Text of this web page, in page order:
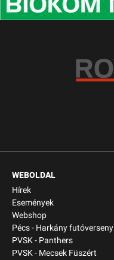
WEBOLDAL
Hírek
Események
Webshop
Pécs - Harkány futóverseny
PVSK - Panthers
PVSK - Mecsek Füszért